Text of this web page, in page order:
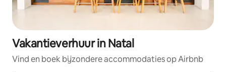
Vakantieverhuur in Natal
Vind en boek bijzondere accommodaties op Airbnb